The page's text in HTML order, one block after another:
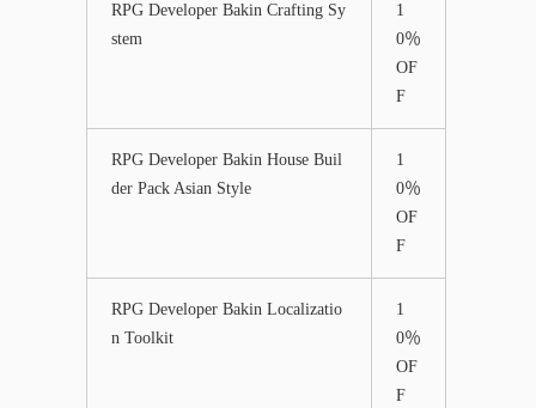
RPG Developer Bakin Crafting Sy
stem
1
0％
OF
F
RPG Developer Bakin House Buil
der Pack Asian Style
1
0％
OF
F
RPG Developer Bakin Localizatio
n Toolkit
1
0％
OF
F